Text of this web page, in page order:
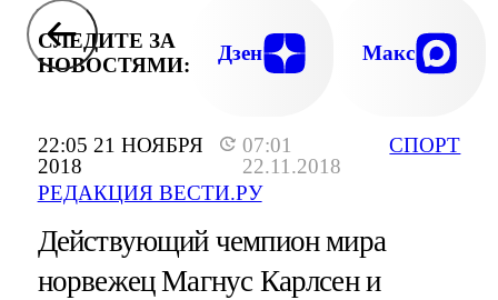
22:05 21 НОЯБРЯ
2018
07:01
22.11.2018
РЕДАКЦИЯ ВЕСТИ.РУ
СПОРТ
СЛЕДИТЕ ЗА
НОВОСТЯМИ:
Дзен Макс
Действующий чемпион мира
норвежец Магнус Карлсен и